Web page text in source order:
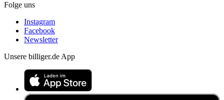
Folge uns
Instagram
Facebook
Newsletter
Unsere billiger.de App